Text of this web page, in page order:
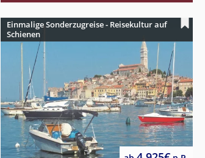
Einmalige Sonderzugreise - Reisekultur auf
Schienen